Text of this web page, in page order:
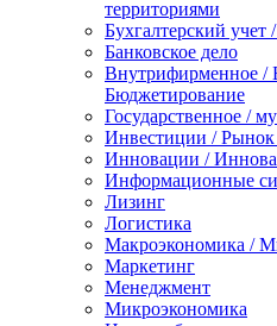
территориями
Бухгалтерский учет
Банковское дело
Внутрифирменное /
Бюджетирование
Государственное /
Инвестиции /
Инновации /
Информационные
Лизинг
Логистика
Макроэкономика /
Маркетинг
Менеджмент
Микроэкономика